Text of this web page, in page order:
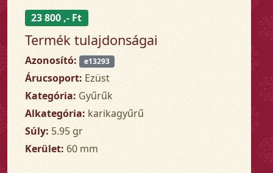
23 800 ,- Ft
Termék tulajdonságai
Azonosító: e13293
Árucsoport: Ezüst
Kategória: Gyűrűk
Alkategória: karikagyűrű
Súly: 5.95 gr
Kerület: 60 mm